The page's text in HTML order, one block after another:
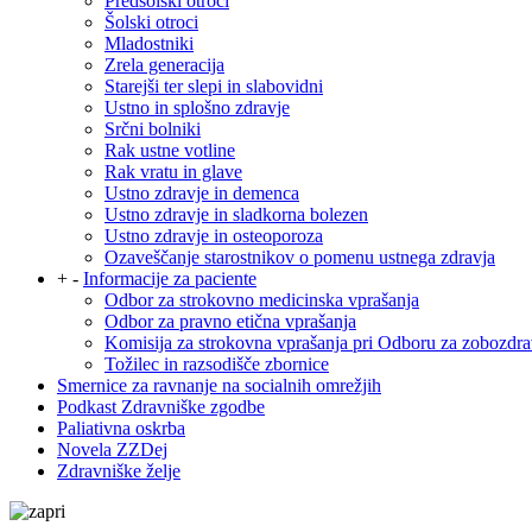
Šolski otroci
Mladostniki
Zrela generacija
Starejši ter slepi in slabovidni
Ustno in splošno zdravje
Srčni bolniki
Rak ustne votline
Rak vratu in glave
Ustno zdravje in demenca
Ustno zdravje in sladkorna bolezen
Ustno zdravje in osteoporoza
Ozaveščanje starostnikov o pomenu ustnega zdravja
+ - Informacije za paciente
Odbor za strokovno medicinska vprašanja
Odbor za pravno etična vprašanja
Komisija za strokovna vprašanja pri Odboru za
Tožilec in razsodišče zbornice
Smernice za ravnanje na socialnih omrežjih
Podkast Zdravniške zgodbe
Paliativna oskrba
Novela ZZDej
Zdravniške želje